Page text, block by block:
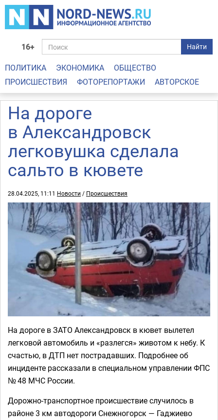
16+ Найти
ПОЛИТИКА ЭКОНОМИКА
ОБЩЕСТВО
ПРОИСШЕСТВИЯ
ФОТОРЕПОРТАЖИ АВТОРСКОЕ
На дороге
в Александровск
легковушка сделала
сальто в кювете
28.04.2025, 11:11 Новости / Происшествия
На дороге в ЗАТО Александровск в кювет вылетел
легковой автомобиль и «разлегся» животом к небу. К
счастью, в ДТП нет пострадавших. Подробнее об
инциденте рассказали в специальном управлении ФПС
№ 48 МЧС России.
Дорожно-транспортное происшествие случилось в
районе 3 км автодороги Снежногорск — Гаджиево